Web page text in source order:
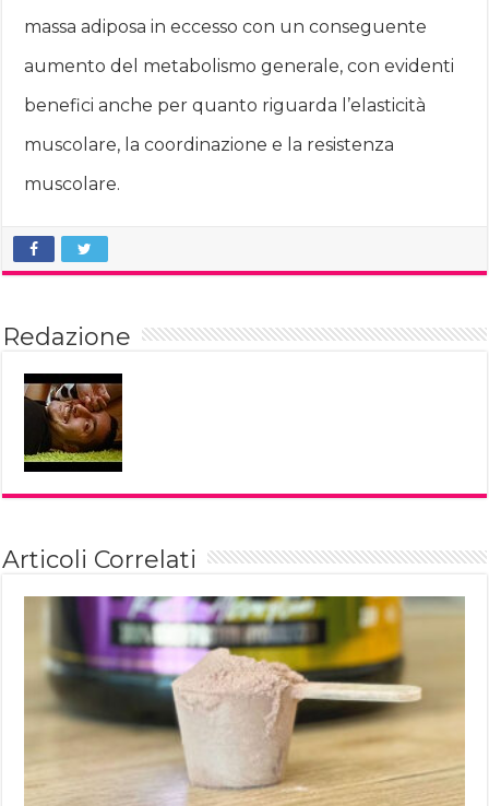
massa adiposa in eccesso con un conseguente
aumento del metabolismo generale, con evidenti
benefici anche per quanto riguarda l’elasticità
muscolare, la coordinazione e la resistenza
muscolare.
Redazione
Articoli Correlati